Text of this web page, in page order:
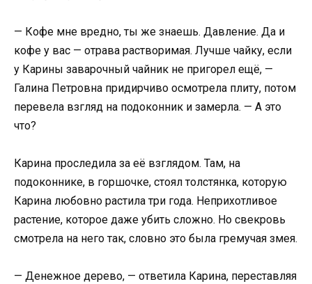
— Кофе мне вредно, ты же знаешь. Давление. Да и
кофе у вас — отрава растворимая. Лучше чайку, если
у Карины заварочный чайник не пригорел ещё, —
Галина Петровна придирчиво осмотрела плиту, потом
перевела взгляд на подоконник и замерла. — А это
что?
Карина проследила за её взглядом. Там, на
подоконнике, в горшочке, стоял толстянка, которую
Карина любовно растила три года. Неприхотливое
растение, которое даже убить сложно. Но свекровь
смотрела на него так, словно это была гремучая змея.
— Денежное дерево, — ответила Карина, переставляя